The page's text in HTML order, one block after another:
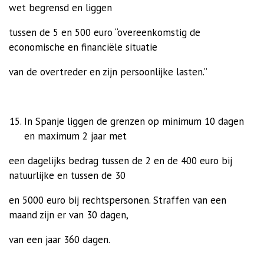
wet begrensd en liggen
tussen de 5 en 500 euro “overeenkomstig de
economische en financiële situatie
van de overtreder en zijn persoonlijke lasten.”
In Spanje liggen de grenzen op minimum 10 dagen
en maximum 2 jaar met
een dagelijks bedrag tussen de 2 en de 400 euro bij
natuurlijke en tussen de 30
en 5000 euro bij rechtspersonen. Straffen van een
maand zijn er van 30 dagen,
van een jaar 360 dagen.